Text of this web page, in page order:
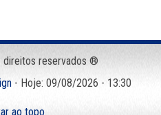
direitos reservados ®
- Hoje: 09/08/2026 - 13:30
ao topo